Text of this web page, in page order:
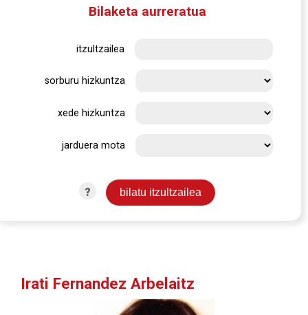
Bilaketa aurreratua
itzultzailea
sorburu hizkuntza
xede hizkuntza
jarduera mota
?
Irati Fernandez Arbelaitz